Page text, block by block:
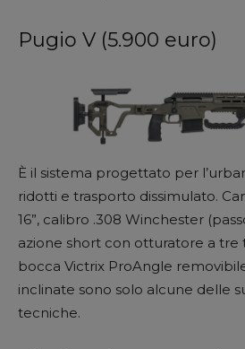
Pugio V (5.900 euro)
È il sistema progettato per
ridotti e trasporto dissimulato.
16”, calibro .308 Winchester
azione short con otturatore a tre
bocca Victrix ProAngle
inclinate sono solo alcune delle
tecniche.